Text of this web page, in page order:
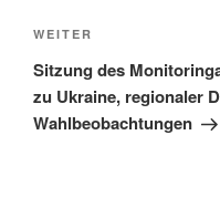
Nächster
Beitrag
WEITER
Sitzung des
zu Ukraine, regionaler
Wahlbeobachtungen